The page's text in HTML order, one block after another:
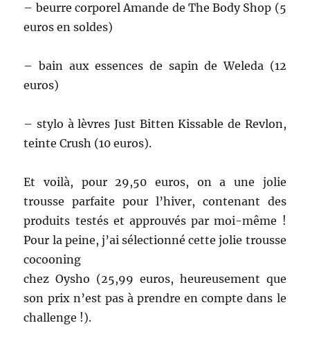
– beurre corporel Amande de The Body Shop (5
euros en soldes)
– bain aux essences de sapin de Weleda (12
euros)
– stylo à lèvres Just Bitten Kissable de Revlon,
teinte Crush (10 euros).
Et voilà, pour 29,50 euros, on a une jolie
trousse parfaite pour l’hiver, contenant des
produits testés et approuvés par moi-même !
Pour la peine, j’ai sélectionné cette jolie trousse
cocooning
chez Oysho (25,99 euros, heureusement que
son prix n’est pas à prendre en compte dans le
challenge !).